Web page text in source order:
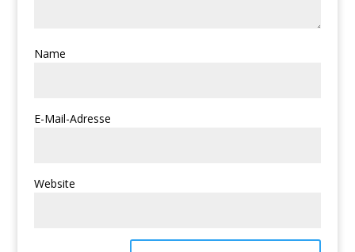
Name
E-Mail-Adresse
Website